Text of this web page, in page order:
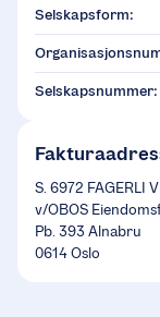
Selskapsform:
Selskapsnummer:
S. 6972 FAGERLI
v/OBOS
Pb. 393 Alnabru
0614 Oslo